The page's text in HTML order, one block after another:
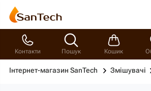
Контакти Пошук Кошик
Інтернет-магазин SanTech Змішувачі